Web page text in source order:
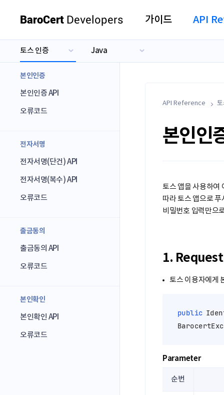
BaroCert Developers 가이드 API
토스 인증
카카오 인증
네이버 인증
Java
본인인증
본인인증 API
오류코드
전자서명
전자서명(단건) API
전자서명(복수) API
오류코드
출금동의
출금동의 API
오류코드
본인확인
본인확인 API
오류코드
API Reference
본인인
토스 앱을 사용하여
따라 토스 앱으로
비밀번호 입력만으
1.
토스 이용자에게
public
Parameter
순번